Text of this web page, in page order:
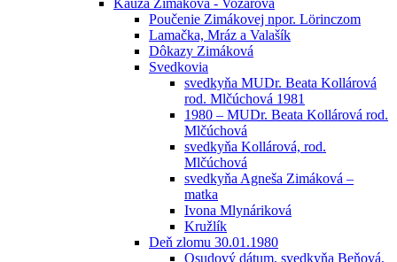
Poučenie Zimákovej npor. Lörinczom
Lamačka, Mráz a Valašík
Dôkazy Zimáková
Svedkovia
svedkyňa MUDr. Beata Kollárová
rod. Mlčúchová 1981
1980 – MUDr. Beata Kollárová rod.
Mlčúchová
svedkyňa Kollárová, rod.
Mlčúchová
svedkyňa Agneša Zimáková –
matka
Ivona Mlynáriková
Kružlík
Deň zlomu 30.01.1980
Osudový dátum, svedkyňa Beňová,